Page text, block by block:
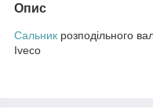
Опис
Сальник розподільного
Iveco